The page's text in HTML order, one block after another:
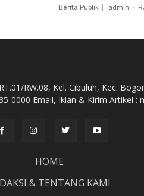
Berita Publik admin -
RW.08, Kel. Cibuluh, Kec.
0000 Email, Iklan & Kirim Artikel :
HOME
& TENTANG KAMI